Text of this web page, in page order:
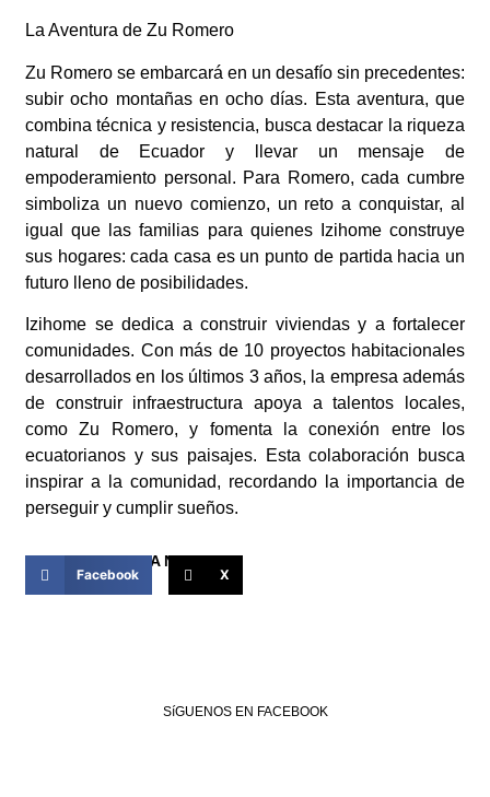
La Aventura de Zu Romero
Zu Romero se embarcará en un desafío sin precedentes:
subir ocho montañas en ocho días. Esta aventura, que
combina técnica y resistencia, busca destacar la riqueza
natural de Ecuador y llevar un mensaje de
empoderamiento personal. Para Romero, cada cumbre
simboliza un nuevo comienzo, un reto a conquistar, al
igual que las familias para quienes Izihome construye
sus hogares: cada casa es un punto de partida hacia un
futuro lleno de posibilidades.
Izihome se dedica a construir viviendas y a fortalecer
comunidades. Con más de 10 proyectos habitacionales
desarrollados en los últimos 3 años, la empresa además
de construir infraestructura apoya a talentos locales,
como Zu Romero, y fomenta la conexión entre los
ecuatorianos y sus paisajes. Esta colaboración busca
inspirar a la comunidad, recordando la importancia de
perseguir y cumplir sueños.
COMPARTIR ESTA NOTICIA
Facebook X
SíGUENOS EN FACEBOOK